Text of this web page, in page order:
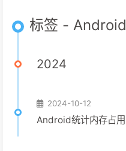
标签 - Android
2024
2024-10-12
Android统计内存占用